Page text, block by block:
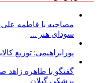
مصاحبه با فاطمه
سودای هنر ...
پورابراهیمی: توزیع
گفتگو با طاهره زاهد
پزشکی گیلان